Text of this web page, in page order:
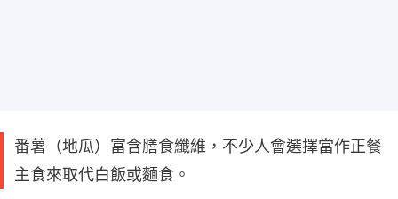
番薯（地瓜）富含膳食纖維，不少人會選擇當作正餐
主食來取代白飯或麵食。